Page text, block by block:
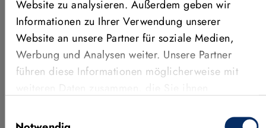
Website zu analysieren. Außerdem geben wir
Informationen zu Ihrer Verwendung unserer
Website an unsere Partner für soziale Medien,
Werbung und Analysen weiter. Unsere Partner
führen diese Informationen möglicherweise mit
Nutzung der Dienste gesammelt haben.
Die Software